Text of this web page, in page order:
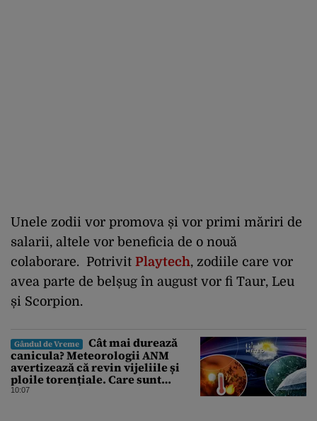
Unele zodii vor promova și vor primi măriri de
salarii, altele vor beneficia de o nouă
colaborare. Potrivit Playtech, zodiile care vor
avea parte de belșug în august vor fi Taur, Leu
și Scorpion.
Gândul de Vreme
Cât mai durează
canicula? Meteorologii ANM
avertizează că revin vijeliile și
ploile torențiale. Care sunt
zonele vizate, începând chiar de
10:07